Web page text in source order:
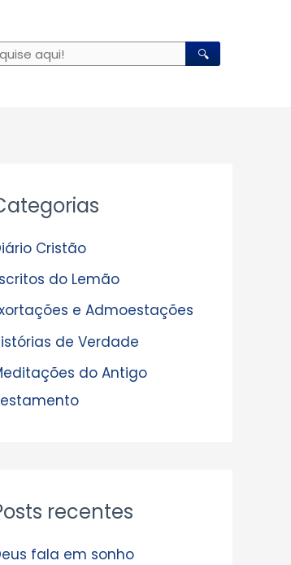
🔍
Cristão
do Lemão
e Admoestações
de Verdade
do Antigo
recentes
fala em sonho